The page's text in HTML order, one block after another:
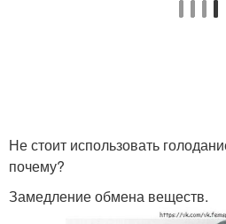
Не стоит использовать
почему?
Замедление обмена веществ.